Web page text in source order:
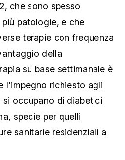
che sono spesso
patologie, e che
terapie con frequenza
della
su base settimanale è
l'impegno richiesto agli
si occupano di diabetici
specie per quelli
sanitarie residenziali a